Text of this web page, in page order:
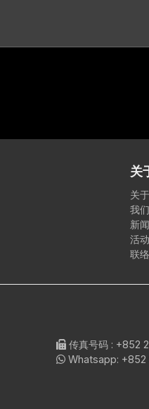
关
关
我
新
活
联
传真号码 : +852
Whatsapp: